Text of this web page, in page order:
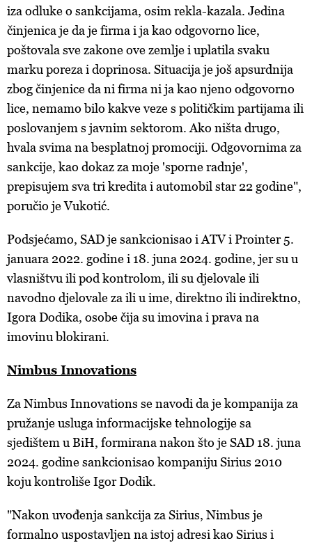
iza odluke o sankcijama, osim rekla-kazala. Jedina
činjenica je da je firma i ja kao odgovorno lice,
poštovala sve zakone ove zemlje i uplatila svaku
marku poreza i doprinosa. Situacija je još apsurdnija
zbog činjenice da ni firma ni ja kao njeno odgovorno
lice, nemamo bilo kakve veze s političkim partijama ili
poslovanjem s javnim sektorom. Ako ništa drugo,
hvala svima na besplatnoj promociji. Odgovornima za
sankcije, kao dokaz za moje 'sporne radnje',
prepisujem sva tri kredita i automobil star 22 godine",
poručio je Vukotić.
Podsjećamo, SAD je sankcionisao i ATV i Prointer 5.
januara 2022. godine i 18. juna 2024. godine, jer su u
vlasništvu ili pod kontrolom, ili su djelovale ili
navodno djelovale za ili u ime, direktno ili indirektno,
Igora Dodika, osobe čija su imovina i prava na
imovinu blokirani.
Nimbus Innovations
Za Nimbus Innovations se navodi da je kompanija za
pružanje usluga informacijske tehnologije sa
sjedištem u BiH, formirana nakon što je SAD 18. juna
2024. godine sankcionisao kompaniju Sirius 2010
koju kontroliše Igor Dodik.
"Nakon uvođenja sankcija za Sirius, Nimbus je
formalno uspostavljen na istoj adresi kao Sirius i